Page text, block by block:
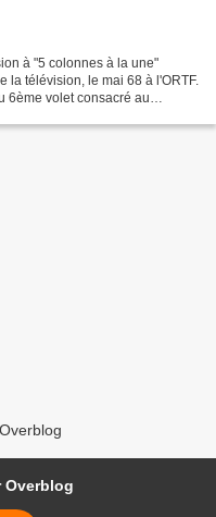
à "5 colonnes à la une"
la télévision, le mai 68 à l'ORTF.
6ème volet consacré au
Overblog